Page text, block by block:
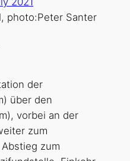
photo:Peter Santer
der
über den
vorbei an der
zum
zum